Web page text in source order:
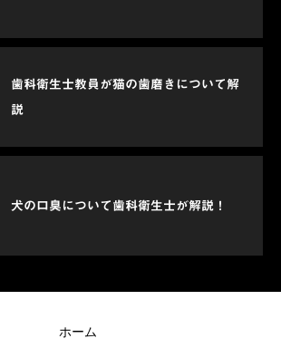
歯科衛生士教員が猫の歯磨きについて解
説
犬の口臭について歯科衛生士が解説！
ホーム